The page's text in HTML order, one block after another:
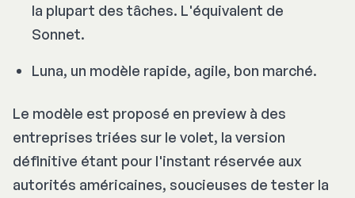
la plupart des tâches. L'équivalent de
Sonnet.
Luna, un modèle rapide, agile, bon marché.
Le modèle est proposé en preview à des
entreprises triées sur le volet, la version
définitive étant pour l'instant réservée aux
autorités américaines, soucieuses de tester la